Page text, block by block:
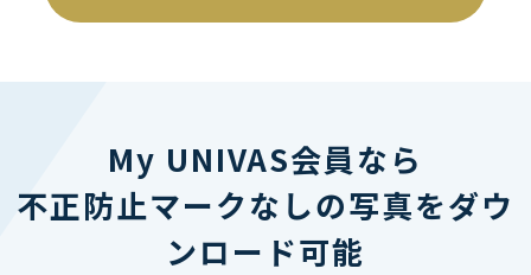
My UNIVAS会員なら
不正防止マークなしの写真をダウ
ンロード可能